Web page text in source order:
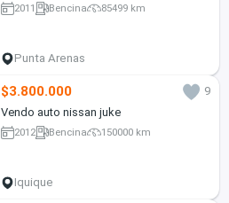
2011 Bencina 85499 km
Punta Arenas
$3.800.000
9
Vendo auto nissan juke
2012 Bencina 150000 km
Iquique